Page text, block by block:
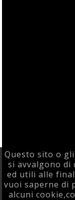
Questo sito o
si avvalgono di
ed utili alle
vuoi saperne di
alcuni